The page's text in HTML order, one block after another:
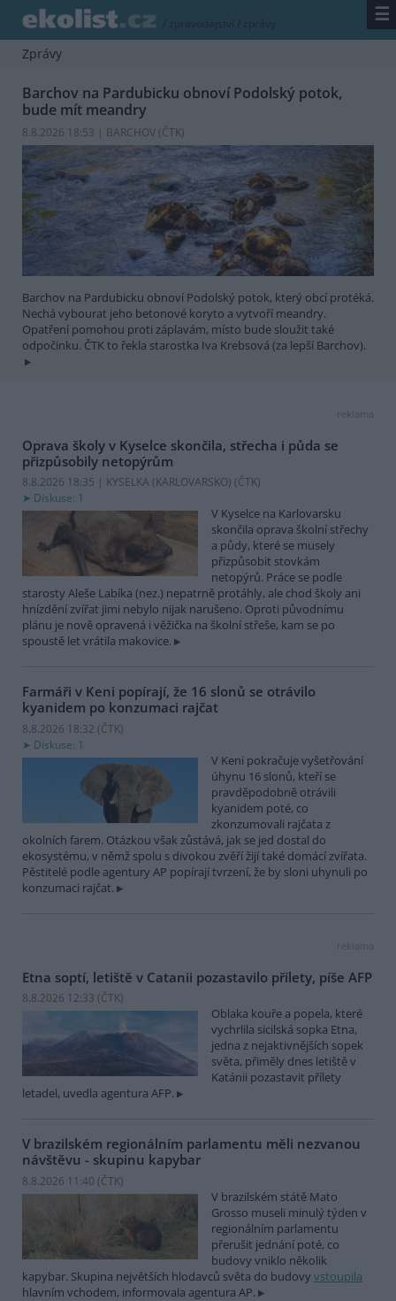
/ zpravodajství / zprávy ☰
Zprávy
Barchov na Pardubicku obnoví Podolský potok,
bude mít meandry
8.8.2026 18:53 | BARCHOV (ČTK)
Barchov na Pardubicku obnoví Podolský potok, který obcí protéká.
Nechá vybourat jeho betonové koryto a vytvoří meandry.
Opatření pomohou proti záplavám, místo bude sloužit také
odpočinku. ČTK to řekla starostka Iva Krebsová (za lepší Barchov).
reklama
Oprava školy v Kyselce skončila, střecha i půda se
přizpůsobily netopýrům
8.8.2026 18:35 | KYSELKA (KARLOVARSKO) (ČTK)
Diskuse: 1
V Kyselce na Karlovarsku
skončila oprava školní střechy
a půdy, které se musely
přizpůsobit stovkám
netopýrů. Práce se podle
starosty Aleše Labíka (nez.) nepatrně protáhly, ale chod školy ani
hnízdění zvířat jimi nebylo nijak narušeno. Oproti původnímu
plánu je nově opravená i věžička na školní střeše, kam se po
spoustě let vrátila makovice.
Farmáři v Keni popírají, že 16 slonů se otrávilo
kyanidem po konzumaci rajčat
8.8.2026 18:32 (ČTK)
Diskuse: 1
V Keni pokračuje vyšetřování
úhynu 16 slonů, kteří se
pravděpodobně otrávili
kyanidem poté, co
zkonzumovali rajčata z
okolních farem. Otázkou však zůstává, jak se jed dostal do
ekosystému, v němž spolu s divokou zvěří žijí také domácí zvířata.
Pěstitelé podle agentury AP popírají tvrzení, že by sloni uhynuli po
konzumaci rajčat.
reklama
Etna soptí, letiště v Catanii pozastavilo přílety, píše AFP
8.8.2026 12:33 (ČTK)
Oblaka kouře a popela, které
vychrlila sicilská sopka Etna,
jedna z nejaktivnějších sopek
světa, přiměly dnes letiště v
Katánii pozastavit přílety
letadel, uvedla agentura AFP.
V brazilském regionálním parlamentu měli nezvanou
návštěvu - skupinu kapybar
8.8.2026 11:40 (ČTK)
V brazilském státě Mato
Grosso museli minulý týden v
regionálním parlamentu
přerušit jednání poté, co
budovy vniklo několik
kapybar. Skupina největších hlodavců světa do budovy vstoupila
hlavním vchodem, informovala agentura AP.